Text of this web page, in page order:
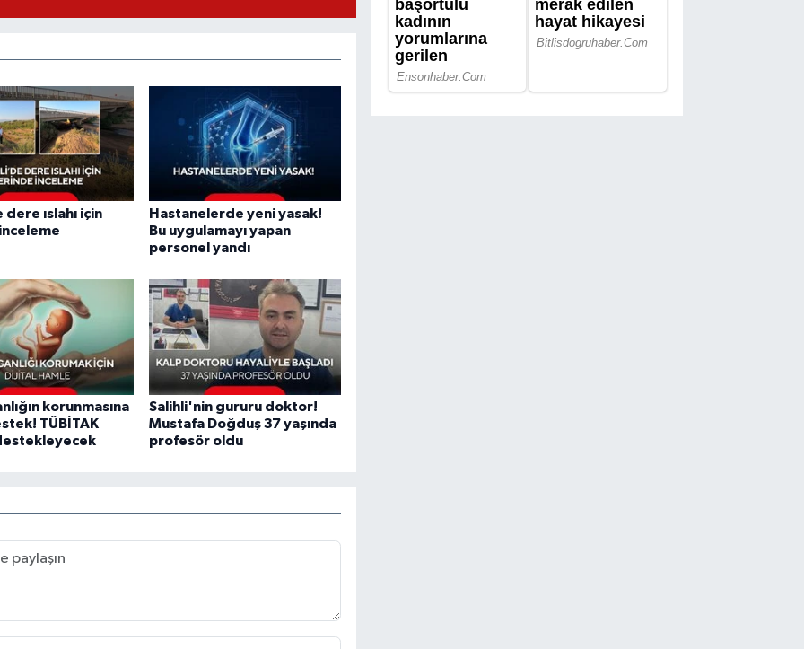
dere ıslahı için
Hastanelerde yeni yasak!
Bu uygulamayı yapan
personel yandı
korunmasına
TÜBİTAK
Salihli'nin gururu doktor!
Mustafa Doğduş 37 yaşında
profesör oldu